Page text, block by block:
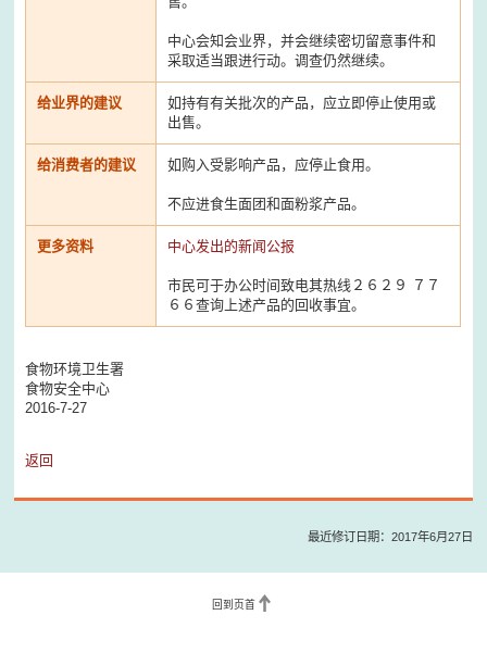
中心会知会业界，并会继续密切留意事件和
采取适当跟进行动。调查仍然继续。
给业界的建议
如持有有关批次的产品，应立即停止使用或
出售。
给消费者的建议 如购入受影响产品，应停止食用。
不应进食生面团和面粉浆产品。
更多资料 中心发出的新闻公报
市民可于办公时间致电其热线２６２９ ７７
６６查询上述产品的回收事宜。
食物环境卫生署
食物安全中心
2016-7-27
返回
最近修订日期：2017年6月27日
回到页首